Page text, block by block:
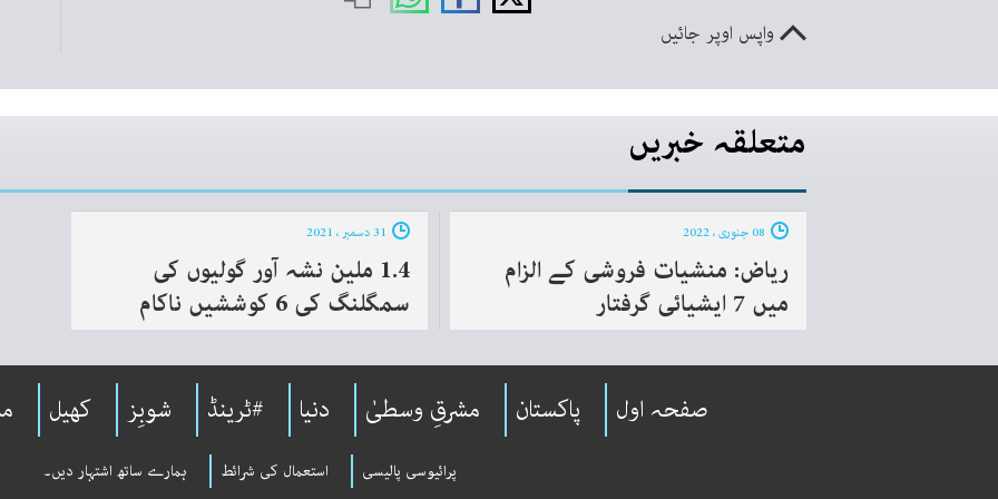
واپس اوپر جائیں
متعلقہ خبریں
ریاض: منشیات فروشی کے الزام
میں 7 ایشیائی گرفتار
1.4 ملین نشہ آور گولیوں کی
سمگلنگ کی 6 کوششیں ناکام
صفحہ اول پاکستان مشرقِ وسطیٰ دنیا #ٹرینڈ شوبِز کھیل
پرائیوسی پالیسی استعمال کی شرائط ہمارے ساتھ اشتہار دیں۔